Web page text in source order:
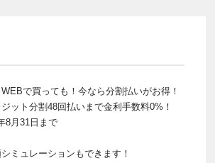
で買っても！今なら分割払いがお得！
ット分割48回払いまで金利手数料0%！
8月31日まで
ミュレーションもできます！